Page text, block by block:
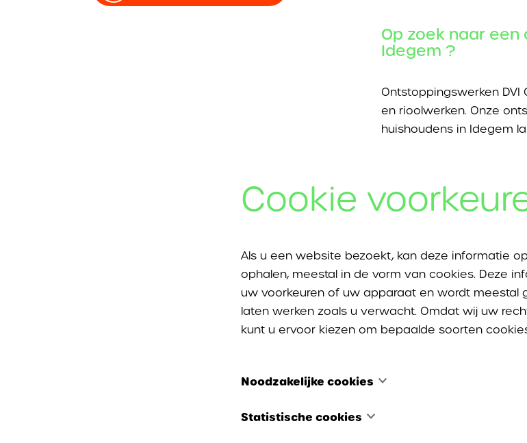
Op zoek naar
Idegem ?
Ontstoppingswerken
en rioolwerken. Onze
huishoudens in Idegem
De ontstoppingsdienst
ontstoppen
ontstoppen
Cookie
Als u een website bezoekt, kan deze informatie
ophalen, meestal in de vorm van cookies. Deze
uw voorkeuren of uw apparaat en wordt meestal
laten werken zoals u verwacht. Omdat wij uw
kunt u ervoor kiezen om bepaalde soorten
Noodzakelijke cookies
Deze cookies zijn noodzakelijk om de website te
Statistische cookies